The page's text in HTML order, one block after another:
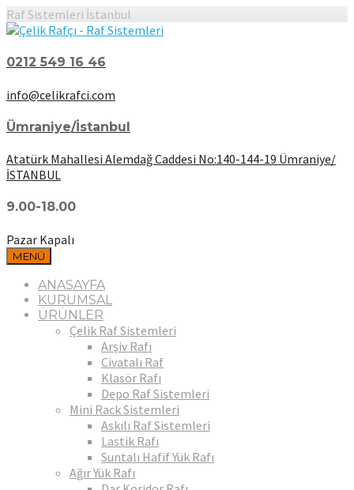
Raf Sistemleri İstanbul
0212 549 16 46
info@celikrafci.com
Ümraniye/İstanbul
Atatürk Mahallesi Alemdağ Caddesi No:140-144-19 Ümraniye/
İSTANBUL
9.00-18.00
Pazar Kapalı
MENÜ
ANASAYFA
KURUMSAL
ÜRÜNLER
Çelik Raf Sistemleri
Arşiv Rafı
Civatalı Raf
Klasör Rafı
Depo Raf Sistemleri
Mini Rack Sistemleri
Askılı Raf Sistemleri
Lastik Rafı
Suntalı Hafif Yük Rafı
Ağır Yük Rafı